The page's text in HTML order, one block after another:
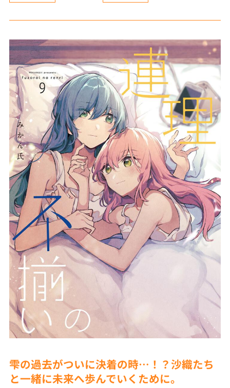
雫の過去がついに決着の時…！？沙織たち
と一緒に未来へ歩んでいくために。